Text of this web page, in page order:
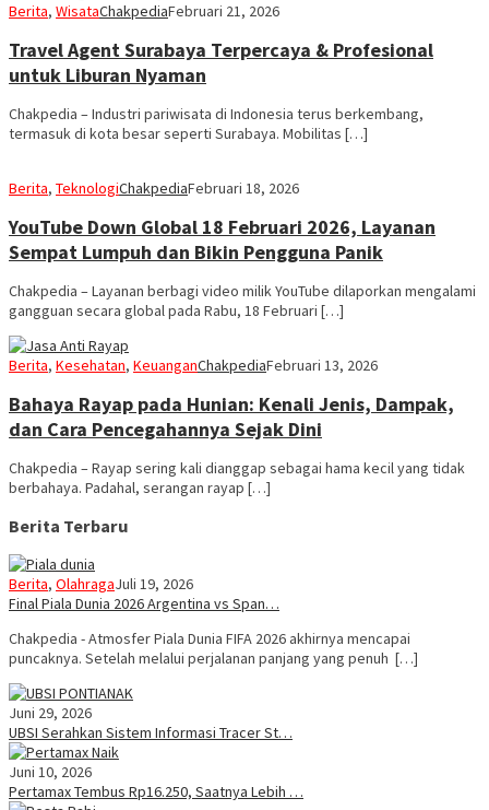
Berita, WisataChakpediaFebruari 21, 2026
Travel Agent Surabaya Terpercaya & Profesional
untuk Liburan Nyaman
Chakpedia – Industri pariwisata di Indonesia terus berkembang,
termasuk di kota besar seperti Surabaya. Mobilitas […]
Berita, TeknologiChakpediaFebruari 18, 2026
YouTube Down Global 18 Februari 2026, Layanan
Sempat Lumpuh dan Bikin Pengguna Panik
Chakpedia – Layanan berbagi video milik YouTube dilaporkan mengalami
gangguan secara global pada Rabu, 18 Februari […]
Berita, Kesehatan, KeuanganChakpediaFebruari 13, 2026
Bahaya Rayap pada Hunian: Kenali Jenis, Dampak,
dan Cara Pencegahannya Sejak Dini
Chakpedia – Rayap sering kali dianggap sebagai hama kecil yang tidak
berbahaya. Padahal, serangan rayap […]
Berita Terbaru
Berita, OlahragaJuli 19, 2026
Final Piala Dunia 2026 Argentina vs Span…
Chakpedia - Atmosfer Piala Dunia FIFA 2026 akhirnya mencapai
puncaknya. Setelah melalui perjalanan panjang yang penuh […]
Juni 29, 2026
UBSI Serahkan Sistem Informasi Tracer St…
Juni 10, 2026
Pertamax Tembus Rp16.250, Saatnya Lebih …